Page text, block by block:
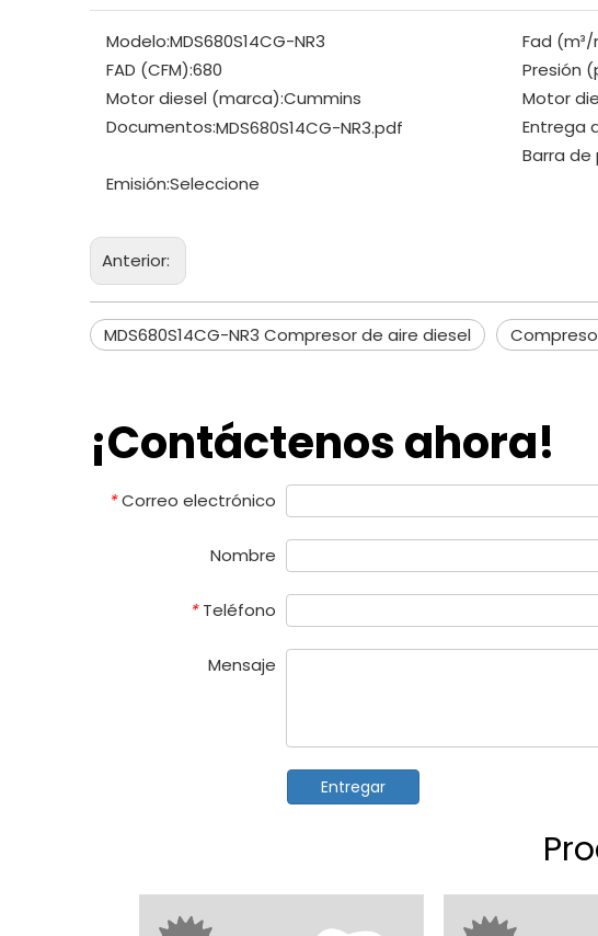
Modelo:MDS680S14CG-NR3 Fad
FAD (CFM):680 Presión
Motor diesel (marca):Cummins Motor
Documentos:MDS680S14CG-NR3.pdf Entrega
Barra de
Emisión:Seleccione
Anterior:
MDS680S14CG-NR3 Compresor de aire diesel
¡Contáctenos ahora!
* Correo electrónico
Nombre
* Teléfono
Mensaje
Entregar